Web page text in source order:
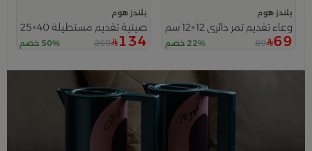
بلندز هوم
وعاء تقديم تمر دائري 12×12 سم أبيض متعدد الألوان من السيراميك بغطاء من سيلورا
69
89 22% خصم
بلندز هوم
صينية تقديم مستطيلة 40×25 سم أسود وأبيض من الزجاج والخشب بطباعة نخلة من سيلورا
134
269 50% خصم